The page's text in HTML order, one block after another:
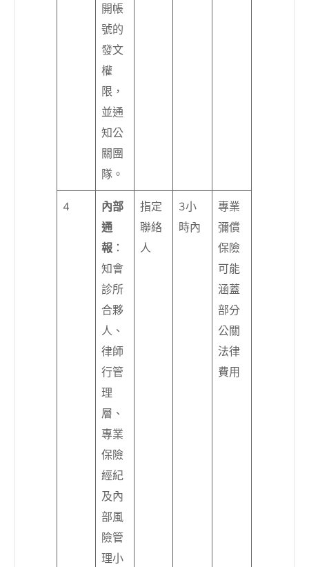
開帳
號的
發文
權
限，
並通
知公
關團
隊。
4
內部
通
報 ：
知會
診所
合夥
人、
律師
行管
理
層、
專業
保險
經紀
及內
部風
險管
理小
指定
聯絡
人
3小
時內
專業
彌償
保險
可能
涵蓋
部分
公關
法律
費用